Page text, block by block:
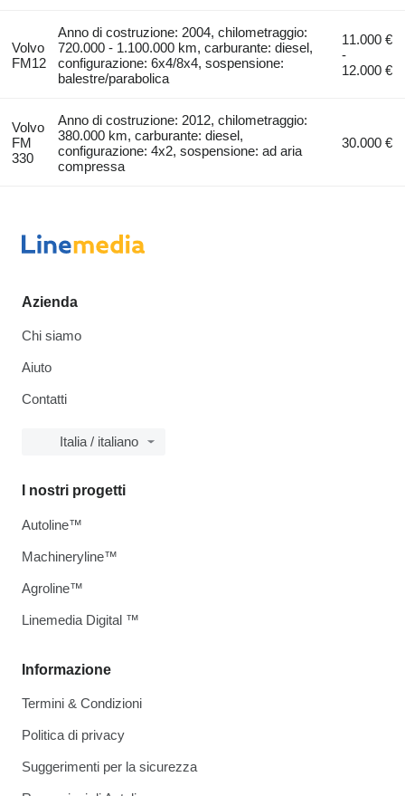
Volvo
FM12
Anno di costruzione: 2004, chilometraggio:
720.000 - 1.100.000 km, carburante: diesel,
configurazione: 6x4/8x4, sospensione:
balestre/parabolica
11.000 €
-
12.000 €
Volvo
FM
330
Anno di costruzione: 2012, chilometraggio:
380.000 km, carburante: diesel,
configurazione: 4x2, sospensione: ad aria
compressa
30.000 €
Azienda
Chi siamo
Aiuto
Contatti
Italia / italiano
Informazione
Termini & Condizioni
Politica di privacy
Suggerimenti per la sicurezza
I nostri progetti
Autoline™
Machineryline™
Agroline™
Linemedia Digital ™